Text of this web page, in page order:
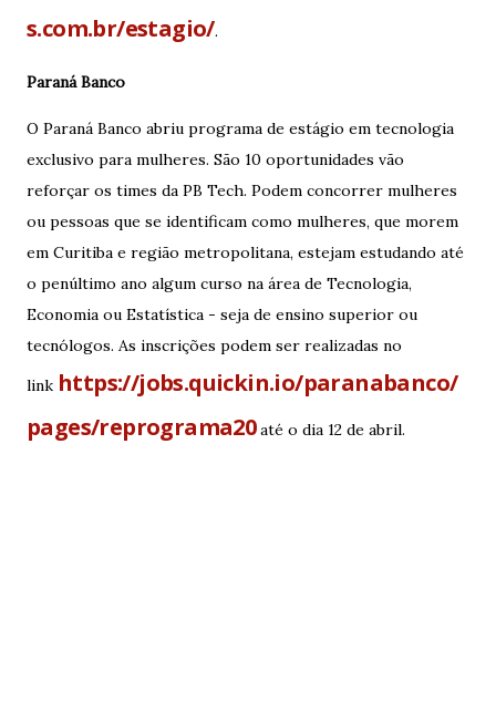
s.com.br/estagio/.
Paraná Banco
O Paraná Banco abriu programa de estágio em tecnologia
exclusivo para mulheres. São 10 oportunidades vão
reforçar os times da PB Tech. Podem concorrer mulheres
ou pessoas que se identificam como mulheres, que morem
em Curitiba e região metropolitana, estejam estudando até
o penúltimo ano algum curso na área de Tecnologia,
Economia ou Estatística - seja de ensino superior ou
tecnólogos. As inscrições podem ser realizadas no
link https://jobs.quickin.io/paranabanco/
pages/reprograma20até o dia 12 de abril.